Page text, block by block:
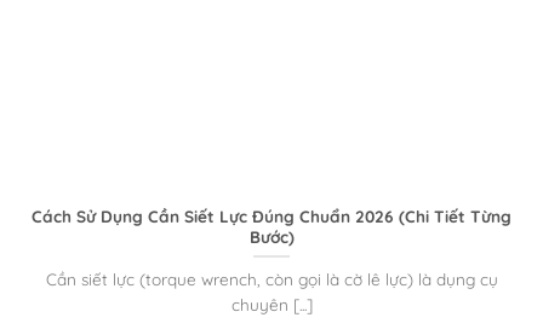
Cách Sử Dụng Cần Siết Lực Đúng Chuẩn 2026 (Chi Tiết Từng
Bước)
Cần siết lực (torque wrench, còn gọi là cờ lê lực) là dụng cụ
chuyên [...]